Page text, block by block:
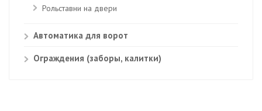
Рольставни на двери
Автоматика для ворот
Ограждения (заборы, калитки)